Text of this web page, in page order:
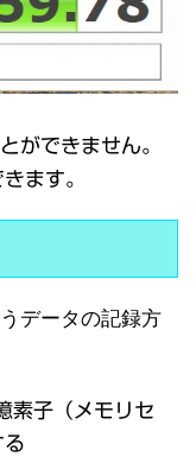
ができません。
ます。
データの記録方
子（メモリセ
る